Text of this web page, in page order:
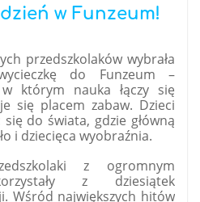
w Funzeum!
przedszkolaków wybrała
do Funzeum –
w którym nauka łączy się
się placem zabaw. Dzieci
do świata, gdzie główną
i dziecięca wyobraźnia.
z ogromnym
z dziesiątek
Wśród największych hitów